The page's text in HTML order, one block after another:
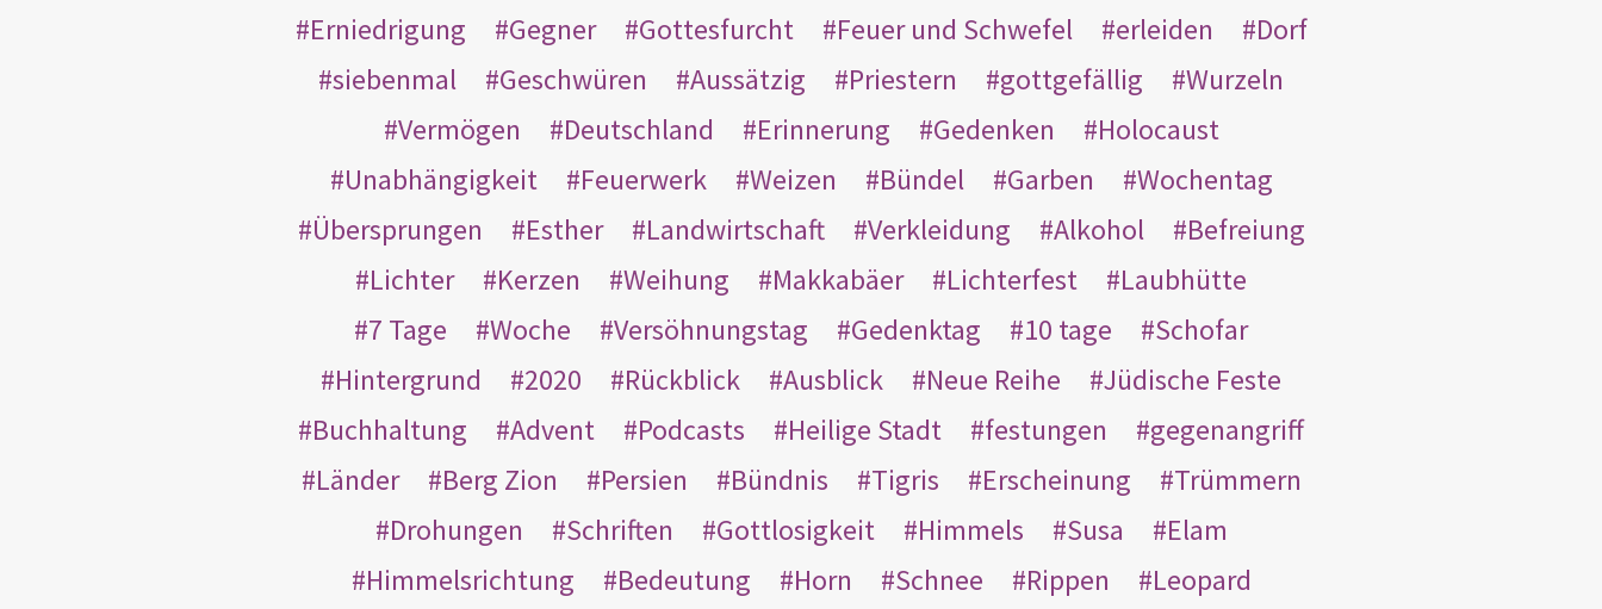
Erniedrigung
Gegner Gottesfurcht Feuer und Schwefel erleiden
Dorf
siebenmal
Geschwüren Aussätzig Priestern gottgefällig
Wurzeln
Vermögen
Deutschland Erinnerung Gedenken
Holocaust
Unabhängigkeit
Feuerwerk Weizen Bündel Garben
Wochentag
Übersprungen
Esther Landwirtschaft Verkleidung Alkohol
Befreiung
Lichter
Kerzen Weihung Makkabäer Lichterfest
Laubhütte
7 Tage
Woche Versöhnungstag Gedenktag 10 tage
Schofar
Hintergrund
2020 Rückblick Ausblick Neue Reihe
Jüdische Feste
Buchhaltung
Advent Podcasts Heilige Stadt festungen
gegenangriff
Länder
Berg Zion Persien Bündnis Tigris Erscheinung
Trümmern
Drohungen
Schriften Gottlosigkeit Himmels Susa
Elam
Himmelsrichtung
Bedeutung Horn Schnee Rippen
Leopard